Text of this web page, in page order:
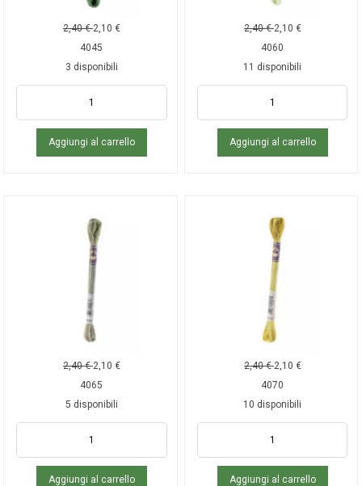
2,40€ 2,10 €
4045
3 disponibili
Aggiungi al carrello
2,40€ 2,10 €
4060
11 disponibili
Aggiungi al carrello
2,40€ 2,10 €
4065
5 disponibili
Aggiungi al carrello
2,40€ 2,10 €
4070
10 disponibili
Aggiungi al carrello